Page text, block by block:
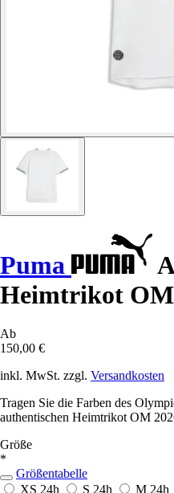
Puma
Heimtrikot OM
Ab
150,00 €
inkl. MwSt. zzgl. Versandkosten
Tragen Sie die Farben des
authentischen Heimtrikot OM
Größe
*
Größentabelle
XS 24h S 24h M 24h